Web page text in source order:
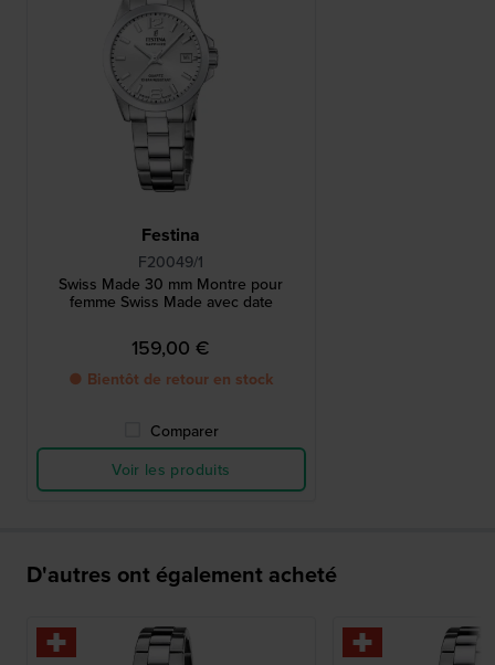
Festina
F20049/1
Swiss Made 30 mm Montre pour
femme Swiss Made avec date
159,00 €
● Bientôt de retour en stock
Comparer
Voir les produits
D'autres ont également acheté